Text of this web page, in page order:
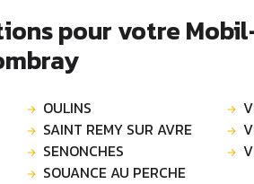
pour votre
OULINS
SAINT REMY SUR AVRE
SENONCHES
SOUANCE AU PERCHE